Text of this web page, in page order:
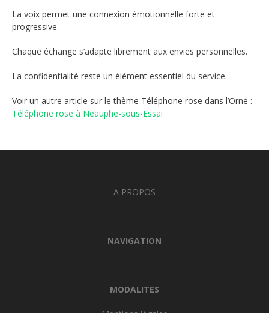
La voix permet une connexion émotionnelle forte et
progressive.
Chaque échange s’adapte librement aux envies personnelles.
La confidentialité reste un élément essentiel du service.
Voir un autre article sur le thème Téléphone rose dans l’Orne :
Téléphone rose à Neauphe-sous-Essai
A PROPOS
NAVIGATION
MODALITES